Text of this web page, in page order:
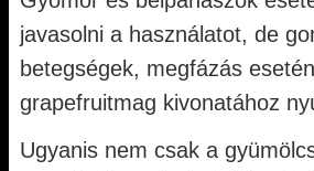
javasolni a használatot, de
betegségek, megfázás
grapefruitmag kivonatához
Ugyanis nem csak a